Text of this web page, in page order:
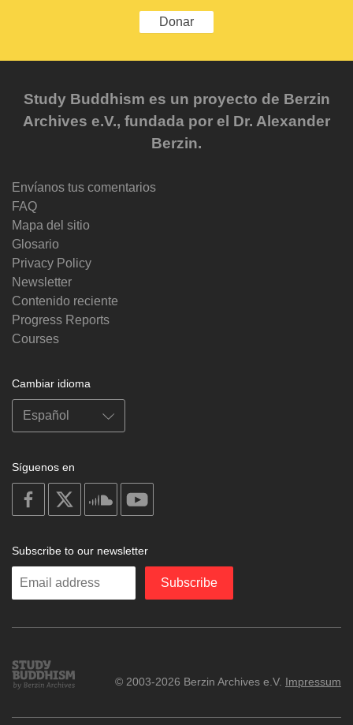
Donar
Study Buddhism es un proyecto de Berzin
Archives e.V., fundada por el Dr. Alexander
Berzin.
Envíanos tus comentarios
FAQ
Mapa del sitio
Glosario
Privacy Policy
Newsletter
Contenido reciente
Progress Reports
Courses
Cambiar idioma
Síguenos en
on
facebook
soundcloud
Subscribe to our newsletter
Enter
Subscribe
Study
Buddhism
© 2003-2026 Berzin Archives e.V. Impressum